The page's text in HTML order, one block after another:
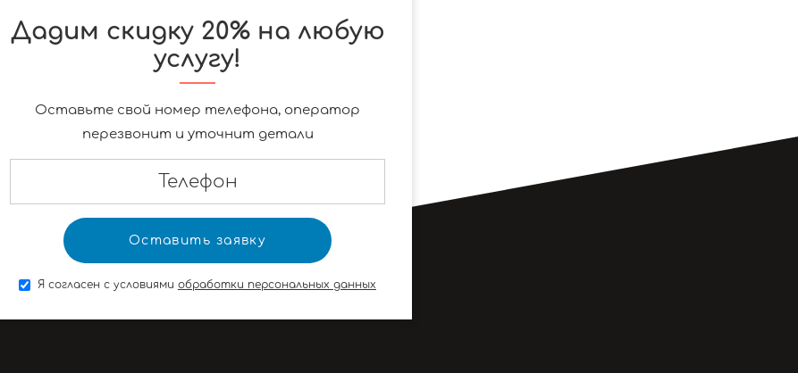
Дадим скидку 20% на любую
услугу!
Оставьте свой номер телефона, оператор
перезвонит и уточнит детали
Я согласен с условиями обработки персональных данных